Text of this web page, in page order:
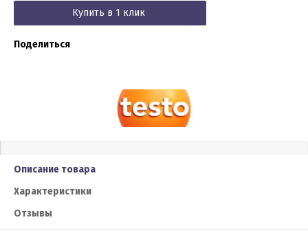
Купить в 1 клик
Поделиться
Описание товара
Характеристики
Отзывы